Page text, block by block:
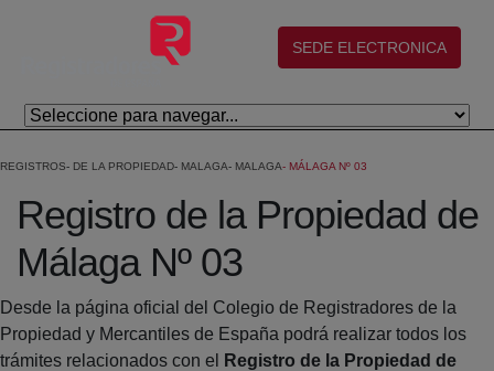
Salta al contingut principal
(abre en nueva ventana)
SEDE ELECTRONICA
REGISTROS DE LA PROPIEDAD MALAGA MALAGA MÁLAGA Nº 03
Registro de la Propiedad de
Málaga Nº 03
Desde la página oficial del Colegio de Registradores de la
Propiedad y Mercantiles de España podrá realizar todos los
trámites relacionados con el
Registro de la Propiedad de